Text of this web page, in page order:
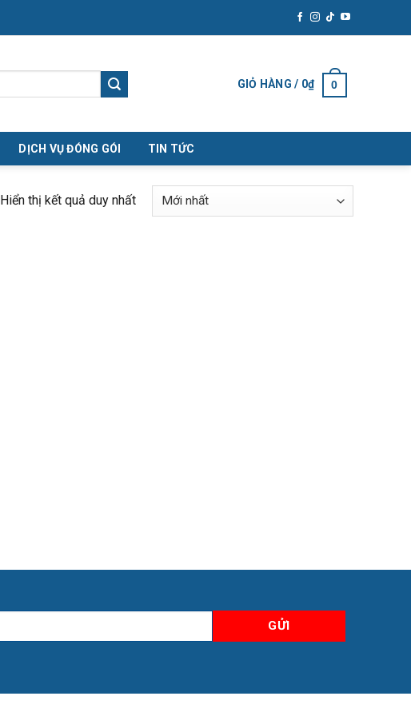
GIỎ HÀNG / 0₫ 0
DỊCH VỤ ĐÓNG GÓI TIN TỨC
Hiển thị kết quả duy nhất